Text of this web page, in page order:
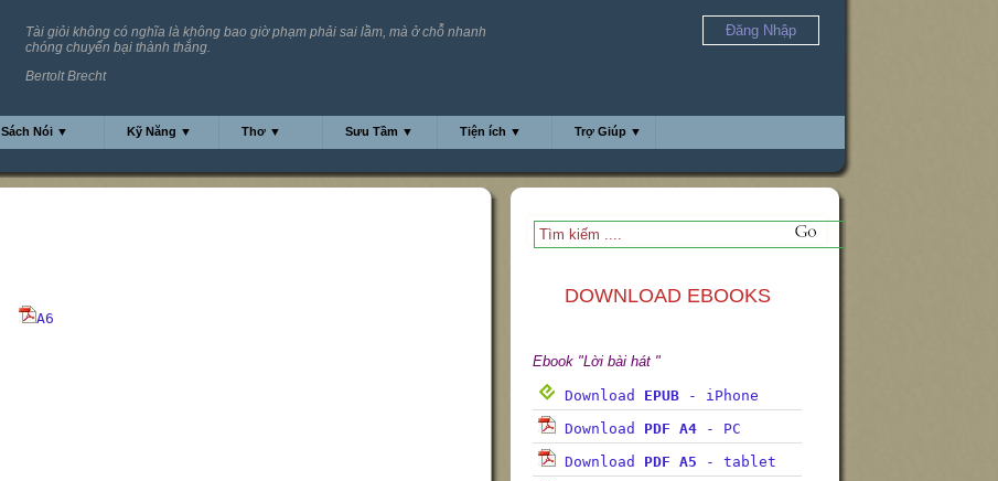
Tài giỏi không có nghĩa là không bao giờ phạm phải sai lầm, mà ở chỗ nhanh
chóng chuyển bại thành thắng.
Bertolt Brecht
Đăng Nhập
Sách Nói ▼ Kỹ Năng ▼ Thơ ▼ Sưu Tầm ▼ Tiện ích ▼ Trợ Giúp ▼
DOWNLOAD EBOOKS
Ebook "Lời bài hát "
Download EPUB - iPhone
Download PDF A4 - PC
Download PDF A5 - tablet
A6